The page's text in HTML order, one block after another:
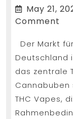
May 21,
Comment
Der Markt
Deutschland
das zentrale
THC Vapes,